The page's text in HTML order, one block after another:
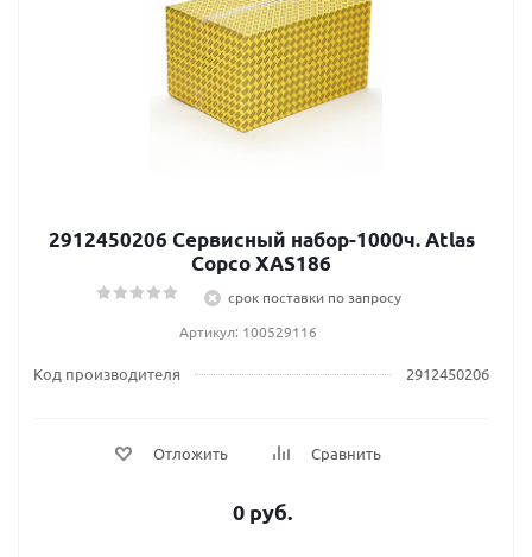
2912450206 Сервисный набор-1000ч. Atlas
Сopco XAS186
срок поставки по запросу
Артикул: 100529116
Код производителя 2912450206
Отложить Сравнить
0 руб.